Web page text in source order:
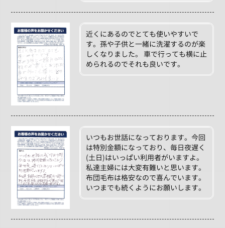
近くにあるのでとても使いやすいで
す。孫や子供と一緒に洗濯するのが楽
しくなりました。 車で行っても横に止
められるのでそれも良いです。
いつもお世話になっております。今回
は特別金額になっており、毎日夜遅く
(土日)はいっぱい利用者がいますよ。
私達主婦には大変有難いと思います。
布団毛布は格安なので喜んでいます。
いつまでも続くようにお願いします。